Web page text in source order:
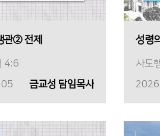
관② 전제
4:6
금교성 담임목사
성령
사도